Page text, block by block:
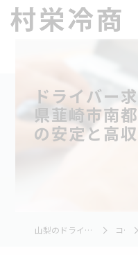
ドライバー
県韮崎市南
の安定と高
山梨のドライバーの求人なら村栄冷商 コラム